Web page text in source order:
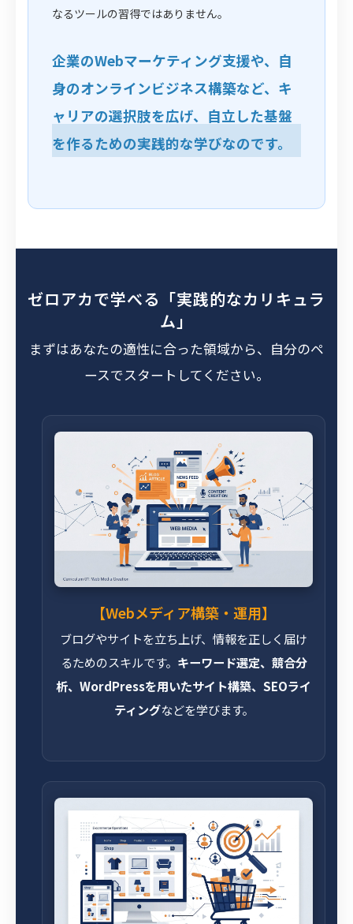
なるツールの習得ではありません。
企業のWebマーケティング支援や、自
身のオンラインビジネス構築など、キ
ャリアの選択肢を広げ、自立した基盤
を作るための実践的な学びなのです。
ゼロアカで学べる「実践的なカリキュラ
ム」
まずはあなたの適性に合った領域から、自分のペ
ースでスタートしてください。
【Webメディア構築・運用】
ブログやサイトを立ち上げ、情報を正しく届け
るためのスキルです。 キーワード選定、競合分
析、WordPressを用いたサイト構築、SEOライ
ティングなどを学びます。